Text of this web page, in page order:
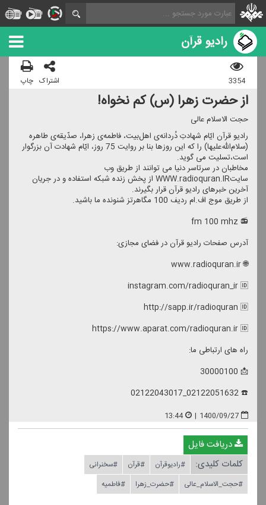
رادیو قرآن
3354 اشتراک چاپ
از حضرت زهرا (س) كم نخواه!
حجت الاسلام عالی
رادیو قرآن ایّام شهادتِ دُردانه‌ی اهل‌بیت، فاطمه‌ی زهرا، صدّیقه‌ی طاهره
(سلام‌الله‌علیها) را كه این روزها بنا بر روایت 75 روز، ایّام شهادت آن بزرگوار
است،تسلیت می گوید.
مخاطبان در سرتاسر دنیا می توانند از طریق وب
سایتWWW.radioquran.IR از پخش زنده شبكه استفاده و در جریان
آخرین خبرهای رادیو قرآن قرار بگیرند.
از طریق موج اف.ام ردیف 100 مگاهرتز شنونده ما باشید.
📻 fm 100 mhz
آدرس صفحات رادیو قرآن در فضای مجازی:
🌐 www.radioquran.ir
instagram.com/radioquran_ir 🆔
http://sapp.ir/radioquran 🆔
https://www.aparat.com/radioquran.ir 🆔
راه های ارتباطی ما:
📩 30000100
☎️ 02122051632_02122043017
1400/09/27
|
13:44
دریافت فایل
کلمات کلیدی:
#رادیوقرآن #قرآن
#سخنرانی
#حجت_الاسلام_عالی
#حضرت_زهرا #فاطمیه